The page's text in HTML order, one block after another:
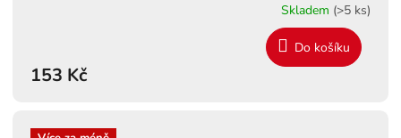
Skladem (>5 ks)
153 Kč
Do košíku